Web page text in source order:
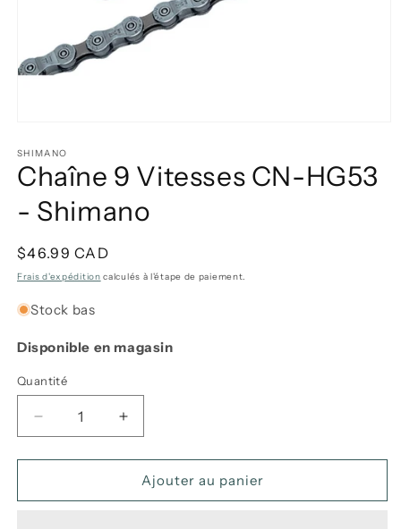
média
1
dans
fenêtre
modale
SHIMANO
Chaîne 9 Vitesses CN-HG53
- Shimano
Prix
habituel
$46.99 CAD
Frais d'expédition calculés à l'étape de paiement.
Stock bas
Disponible en magasin
Quantité
Réduire
la
quantité
Chaîne
Augmenter
la
quantité
Chaîne
Ajouter au panier